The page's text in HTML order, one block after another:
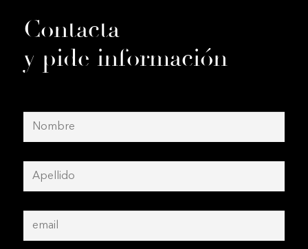
Contacta
y pide información